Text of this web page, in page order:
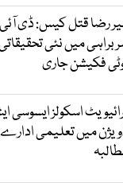
رضا قتل کیس: ڈی
میں نئی
فکیشن جاری
اسکولز ایسوسی
میں تعلیمی